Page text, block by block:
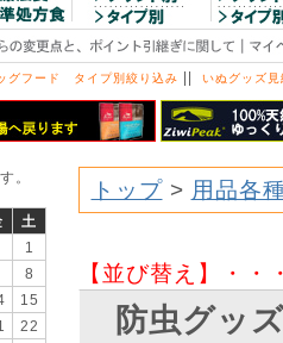
グフード タイプ別絞り込み || いぬグッズ見
。
土
1
8
15
22
トップ> 用品各
【並び替え】・・
防虫グッ